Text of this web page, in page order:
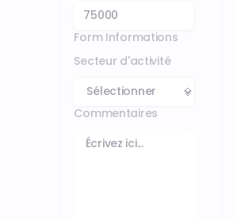
Form Informations
Secteur d'activité
Commentaires